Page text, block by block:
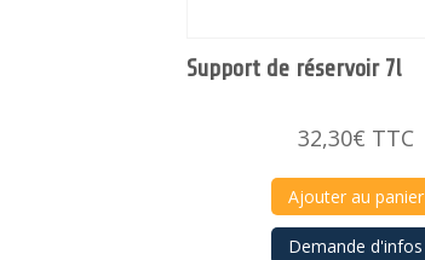
Support de réservoir 7l
32,30€ TTC
Ajouter au panier
Demande d'infos